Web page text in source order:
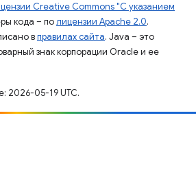
Creative Commons "С указанием
кода – полицензии Apache 2.0.
вправилах сайта. Java – это
знак корпорации Oracle и ее
2026-05-19 UTC.